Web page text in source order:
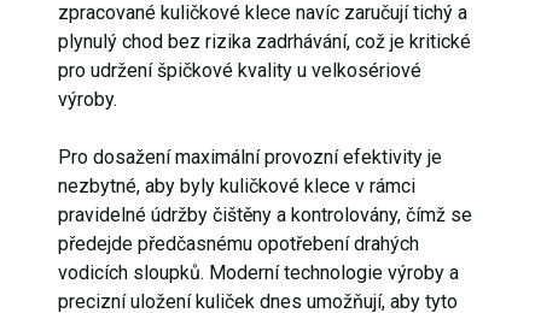
zpracované kuličkové klece navíc zaručují tichý a
plynulý chod bez rizika zadrhávání, což je kritické
pro udržení špičkové kvality u velkosériové
výroby.
Pro dosažení maximální provozní efektivity je
nezbytné, aby byly kuličkové klece v rámci
pravidelné údržby čištěny a kontrolovány, čímž se
předejde předčasnému opotřebení drahých
vodicích sloupků. Moderní technologie výroby a
precizní uložení kuliček dnes umožňují, aby tyto